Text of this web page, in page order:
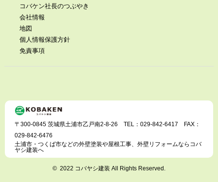
コバケン社長のつぶやき
会社情報
地図
個人情報保護方針
免責事項
〒300-0845 茨城県土浦市乙戸南2-8-26 TEL：029-842-6417 FAX：
029-842-6476
土浦市・つくば市などの外壁塗装や屋根工事、外壁リフォームならコバ
ヤシ建装へ
© 2022 コバヤシ建装 All Rights Reserved.